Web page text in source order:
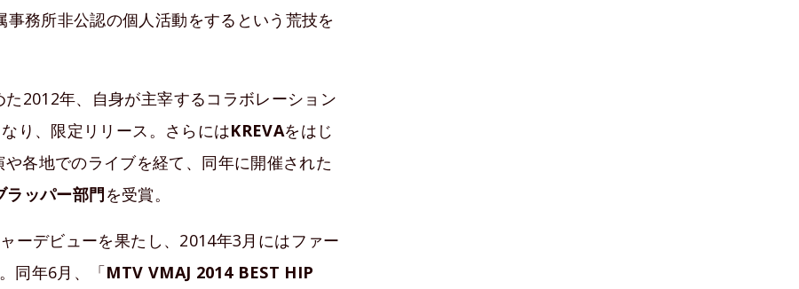
務所非公認の個人活動をするという荒技を
2012年、自身が主宰するコラボレーション
り、限定リリース。さらにはKREVAをはじ
各地でのライブを経て、同年に開催された
ラッパー部門を受賞。
ーデビューを果たし、2014年3月にはファー
同年6月、「MTV VMAJ 2014 BEST HIP